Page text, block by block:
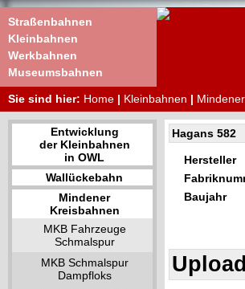
Straßenbahnen
Kleinbahnen
Werkbahnen
Museumsbahnen
Sie sind hier: Home | Kleinbahnen |
Entwicklung
der Kleinbahnen
in OWL
Wallückebahn
Mindener
Kreisbahnen
MKB Fahrzeuge
Schmalspur
MKB Schmalspur
Dampfloks
Hagans 582
Hersteller
Baujahr